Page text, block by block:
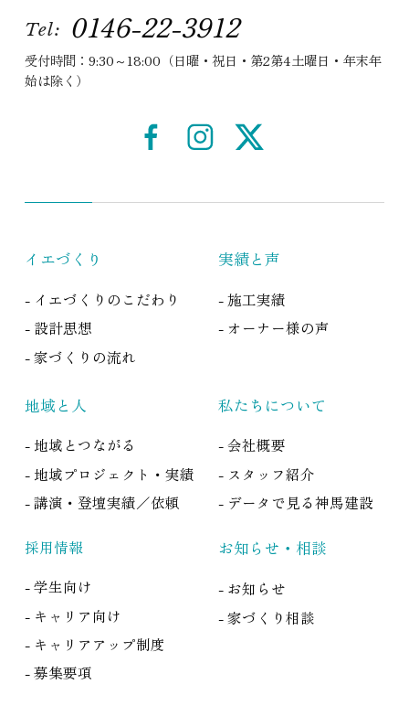
Tel: 0146-22-3912
受付時間：9:30～18:00（日曜・祝日・第2第4土曜日・年末年
始は除く）
イエづくり
- イエづくりのこだわり
- 設計思想
- 家づくりの流れ
実績と声
- 施工実績
- オーナー様の声
地域と人
- 地域とつながる
- 地域プロジェクト・実績
- 講演・登壇実績／依頼
私たちについて
- 会社概要
- スタッフ紹介
- データで見る神馬建設
採用情報
- 学生向け
- キャリア向け
- キャリアアップ制度
- 募集要項
お知らせ・相談
- お知らせ
- 家づくり相談